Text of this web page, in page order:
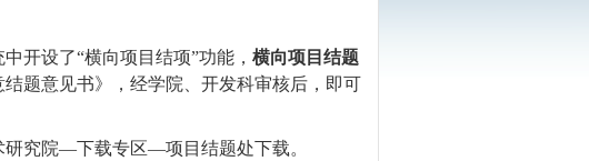
开设了“横向项目结项”功能， 横向项目结题
题意见书》，经学院、开发科审核后，即可
研究院—下载专区—项目结题处下载。